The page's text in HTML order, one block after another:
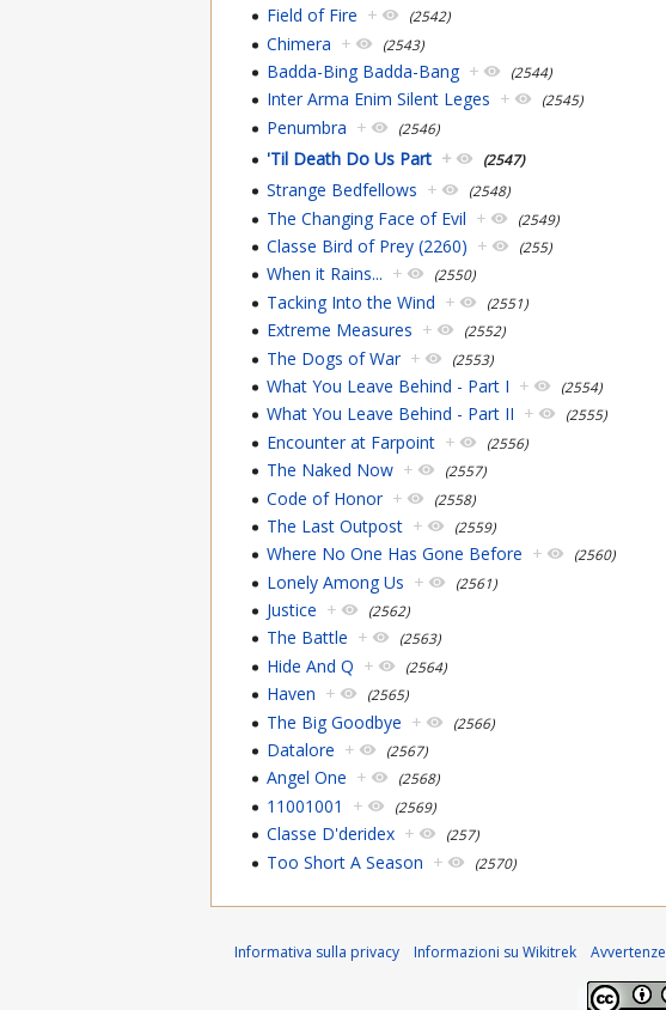
Field of Fire + (2542)
Chimera + (2543)
Badda-Bing Badda-Bang + (2544)
Inter Arma Enim Silent Leges + (2545)
Penumbra + (2546)
'Til Death Do Us Part + (2547)
Strange Bedfellows + (2548)
The Changing Face of Evil + (2549)
Classe Bird of Prey (2260) + (255)
When it Rains... + (2550)
Tacking Into the Wind + (2551)
Extreme Measures + (2552)
The Dogs of War + (2553)
What You Leave Behind - Part I + (2554)
What You Leave Behind - Part II + (2555)
Encounter at Farpoint + (2556)
The Naked Now + (2557)
Code of Honor + (2558)
The Last Outpost + (2559)
Where No One Has Gone Before + (2560)
Lonely Among Us + (2561)
Justice + (2562)
The Battle + (2563)
Hide And Q + (2564)
Haven + (2565)
The Big Goodbye + (2566)
Datalore + (2567)
Angel One + (2568)
11001001 + (2569)
Classe D'deridex + (257)
Too Short A Season + (2570)
Informativa sulla privacy Informazioni su Wikitrek Avvertenze